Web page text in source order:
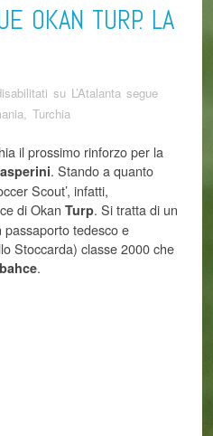
OKAN TURP. LA
su L’Atalanta segue
,Turchia
il prossimo rinforzo per la
. Stando a quanto
Scout’, infatti,
di OkanTurp. Si tratta di un
tedesco e
Stoccarda) classe 2000 che
.